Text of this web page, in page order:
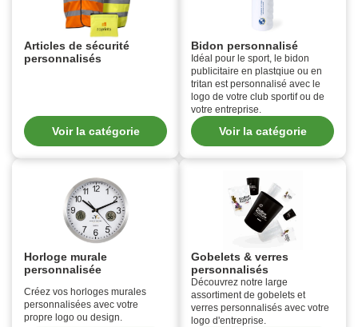
Articles de sécurité
personnalisés
Voir la catégorie
Bidon personnalisé
Idéal pour le sport, le bidon
publicitaire en plastqiue ou en
tritan est personnalisé avec le
logo de votre club sportif ou de
votre entreprise.
Voir la catégorie
Horloge murale
personnalisée
Créez vos horloges murales
personnalisées avec votre
propre logo ou design.
Gobelets & verres
personnalisés
Découvrez notre large
assortiment de gobelets et
verres personnalisés avec votre
logo d'entreprise.